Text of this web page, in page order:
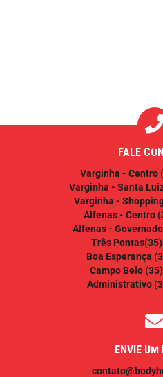
FALE
Varginha - Centro
Varginha - Santa
Varginha -
Alfenas - Centro
Alfenas -
Três Pontas
Boa Esperança
Campo Belo
Administrativo
ENVIE